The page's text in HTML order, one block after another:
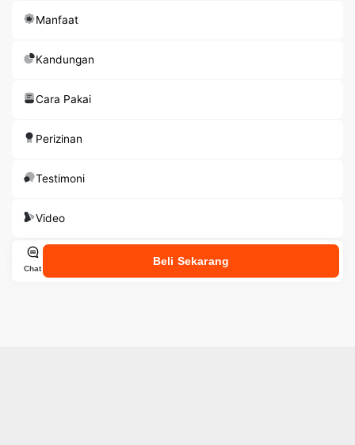
Manfaat
Kandungan
Cara Pakai
Perizinan
Testimoni
Video
Chat
Beli Sekarang